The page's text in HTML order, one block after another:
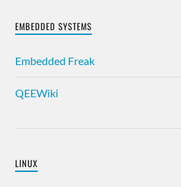
EMBEDDED SYSTEMS
Embedded Freak
QEEWiki
LINUX